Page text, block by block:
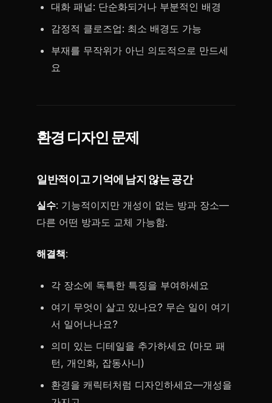
대화 패널: 단순화되거나 부분적인 배경
감정적 클로즈업: 최소 배경도 가능
부재를 무작위가 아닌 의도적으로 만드세
요
환경 디자인 문제
일반적이고 기억에 남지 않는 공간
실수: 기능적이지만 개성이 없는 방과 장소—
다른 어떤 방과도 교체 가능함.
해결책:
각 장소에 독특한 특징을 부여하세요
여기 무엇이 살고 있나요? 무슨 일이 여기
서 일어나나요?
의미 있는 디테일을 추가하세요 (마모 패
턴, 개인화, 잡동사니)
환경을 캐릭터처럼 디자인하세요—개성을